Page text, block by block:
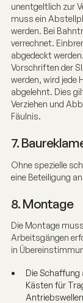
unentgeltlich zur
muss ein
werden. Bei
verrechnet.
abgedeckt
Vorschriften der
werden, wird jede
abgelehnt. Dies
Verziehen und
Fäulnis.
7.
Ohne spezielle
eine Beteiligung
8. Montage
Die Montage
Arbeitsgängen
in
Die
Kästen für